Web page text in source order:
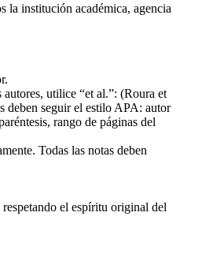
la institución académica, agencia
utilice “et al.”: (Roura et
deben seguir el estilo APA: autor
rango de páginas del
Todas las notas deben
el espíritu original del